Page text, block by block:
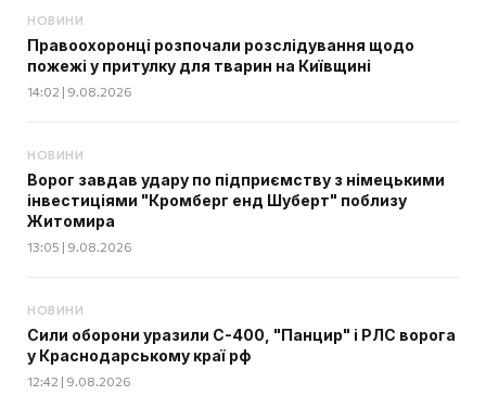
НОВИНИ
Правоохоронці розпочали розслідування щодо
пожежі у притулку для тварин на Київщині
14:02 | 9.08.2026
НОВИНИ
Ворог завдав удару по підприємству з німецькими
інвестиціями "Кромберг енд Шуберт" поблизу
Житомира
13:05 | 9.08.2026
НОВИНИ
Сили оборони уразили С-400, "Панцир" і РЛС ворога
у Краснодарському краї рф
12:42 | 9.08.2026